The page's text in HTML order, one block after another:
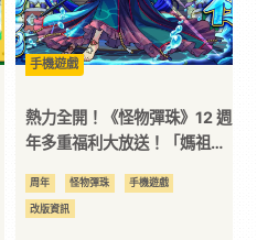
手機遊戲
熱力全開！《怪物彈珠》12 週
年多重福利大放送！「媽祖」
化・改解禁！
周年 怪物彈珠 手機遊戲
改版資訊